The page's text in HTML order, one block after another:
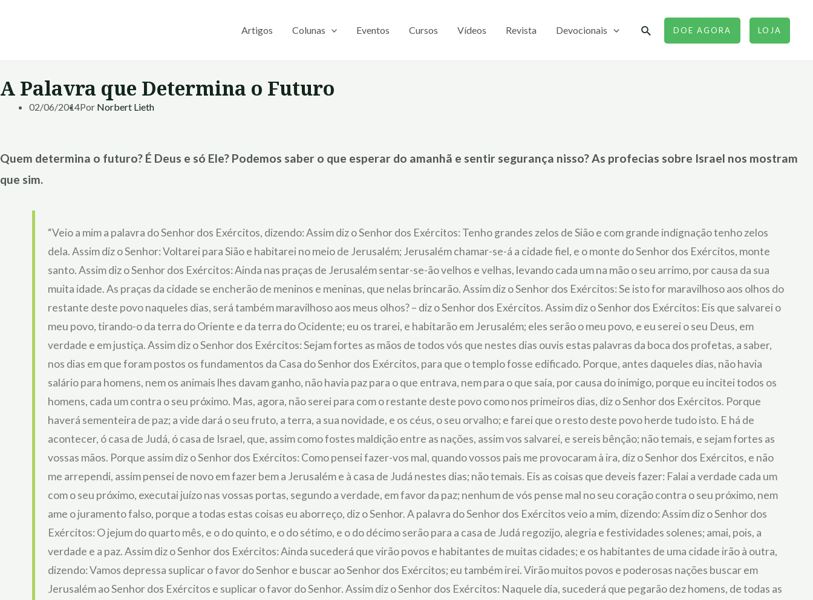
Artigos Colunas Eventos Cursos Vídeos Revista Devocionais PesquisarDOE AGORA LOJA
A Palavra que Determina o Futuro
02/06/2014Por Norbert Lieth
Quem determina o futuro? É Deus e só Ele? Podemos saber o que esperar do amanhã e sentir segurança nisso? As profecias sobre Israel nos mostram
que sim.
“Veio a mim a palavra do Senhor dos Exércitos, dizendo: Assim diz o Senhor dos Exércitos: Tenho grandes zelos de Sião e com grande indignação tenho zelos
dela. Assim diz o Senhor: Voltarei para Sião e habitarei no meio de Jerusalém; Jerusalém chamar-se-á a cidade fiel, e o monte do Senhor dos Exércitos, monte
santo. Assim diz o Senhor dos Exércitos: Ainda nas praças de Jerusalém sentar-se-ão velhos e velhas, levando cada um na mão o seu arrimo, por causa da sua
muita idade. As praças da cidade se encherão de meninos e meninas, que nelas brincarão. Assim diz o Senhor dos Exércitos: Se isto for maravilhoso aos olhos do
restante deste povo naqueles dias, será também maravilhoso aos meus olhos? – diz o Senhor dos Exércitos. Assim diz o Senhor dos Exércitos: Eis que salvarei o
meu povo, tirando-o da terra do Oriente e da terra do Ocidente; eu os trarei, e habitarão em Jerusalém; eles serão o meu povo, e eu serei o seu Deus, em
verdade e em justiça. Assim diz o Senhor dos Exércitos: Sejam fortes as mãos de todos vós que nestes dias ouvis estas palavras da boca dos profetas, a saber,
nos dias em que foram postos os fundamentos da Casa do Senhor dos Exércitos, para que o templo fosse edificado. Porque, antes daqueles dias, não havia
salário para homens, nem os animais lhes davam ganho, não havia paz para o que entrava, nem para o que saía, por causa do inimigo, porque eu incitei todos os
homens, cada um contra o seu próximo. Mas, agora, não serei para com o restante deste povo como nos primeiros dias, diz o Senhor dos Exércitos. Porque
haverá sementeira de paz; a vide dará o seu fruto, a terra, a sua novidade, e os céus, o seu orvalho; e farei que o resto deste povo herde tudo isto. E há de
acontecer, ó casa de Judá, ó casa de Israel, que, assim como fostes maldição entre as nações, assim vos salvarei, e sereis bênção; não temais, e sejam fortes as
vossas mãos. Porque assim diz o Senhor dos Exércitos: Como pensei fazer-vos mal, quando vossos pais me provocaram à ira, diz o Senhor dos Exércitos, e não
me arrependi, assim pensei de novo em fazer bem a Jerusalém e à casa de Judá nestes dias; não temais. Eis as coisas que deveis fazer: Falai a verdade cada um
com o seu próximo, executai juízo nas vossas portas, segundo a verdade, em favor da paz; nenhum de vós pense mal no seu coração contra o seu próximo, nem
ame o juramento falso, porque a todas estas coisas eu aborreço, diz o Senhor. A palavra do Senhor dos Exércitos veio a mim, dizendo: Assim diz o Senhor dos
Exércitos: O jejum do quarto mês, e o do quinto, e o do sétimo, e o do décimo serão para a casa de Judá regozijo, alegria e festividades solenes; amai, pois, a
verdade e a paz. Assim diz o Senhor dos Exércitos: Ainda sucederá que virão povos e habitantes de muitas cidades; e os habitantes de uma cidade irão à outra,
dizendo: Vamos depressa suplicar o favor do Senhor e buscar ao Senhor dos Exércitos; eu também irei. Virão muitos povos e poderosas nações buscar em
Jerusalém ao Senhor dos Exércitos e suplicar o favor do Senhor. Assim diz o Senhor dos Exércitos: Naquele dia, sucederá que pegarão dez homens, de todas as